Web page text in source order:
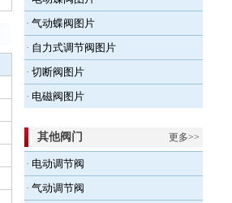
· 气动蝶阀图片
· 自力式调节阀图片
· 切断阀图片
· 电磁阀图片
更多>>
其他阀门
· 电动调节阀
· 气动调节阀